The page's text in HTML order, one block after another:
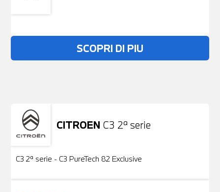
SCOPRI DI PIU
Non stai trovando ciò che cerchi?
CITROEN C3 2ª serie
Usato
C3 2ª serie - C3 PureTech 82 Exclusive